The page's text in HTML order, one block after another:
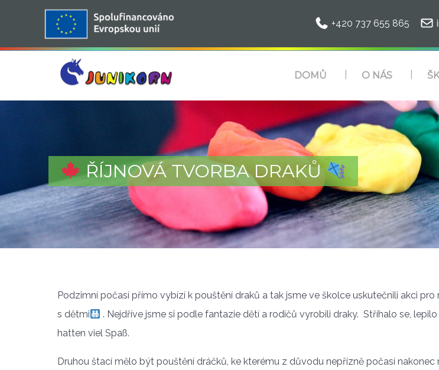
+420 737 655 865
DOMŮ O NÁS
ŘÍJNOVÁ TVORBA DRAKŮ
Podzimní počasí přímo vybízí k pouštění draků a tak jsme ve školce uskutečnili akci pro
s dětmi
. Nejdříve jsme si podle fantazie dětí a rodičů vyrobili draky. Stříhalo se,
hatten viel Spaß.
Druhou štací mělo být pouštění dráčků, ke kterému z důvodu nepřízně počasí nakonec